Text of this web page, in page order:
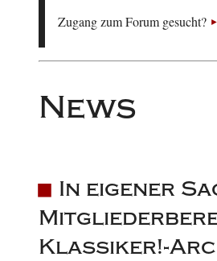
Zugang zum Forum gesucht?
News
In eigener
Klassiker!-